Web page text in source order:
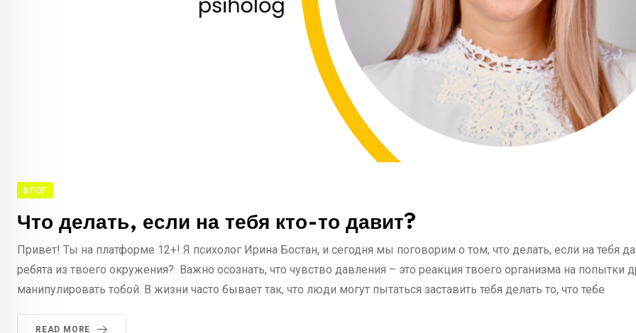
ВЛОГ
Что делать, если на тебя кто-то давит?
Привет! Ты на платформе 12+! Я психолог Ирина Бостан, и сегодня мы поговорим о том, что делать, если на тебя
ребята из твоего окружения? Важно осознать, что чувство давления – это реакция твоего организма на попытки
манипулировать тобой. В жизни часто бывает так, что люди могут пытаться заставить тебя делать то, что тебе
READ MORE